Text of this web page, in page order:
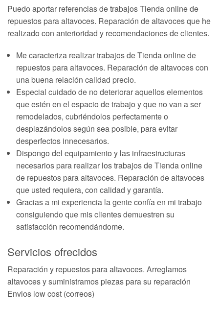
Puedo aportar referencias de trabajos Tienda online de
repuestos para altavoces. Reparación de altavoces que he
realizado con anterioridad y recomendaciones de clientes.
Me caracteriza realizar trabajos de Tienda online de
repuestos para altavoces. Reparación de altavoces con
una buena relación calidad precio.
Especial cuidado de no deteriorar aquellos elementos
que estén en el espacio de trabajo y que no van a ser
remodelados, cubriéndolos perfectamente o
desplazándolos según sea posible, para evitar
desperfectos innecesarios.
Dispongo del equipamiento y las infraestructuras
necesarios para realizar los trabajos de Tienda online
de repuestos para altavoces. Reparación de altavoces
que usted requiera, con calidad y garantía.
Gracias a mi experiencia la gente confía en mi trabajo
consiguiendo que mis clientes demuestren su
satisfacción recomendándome.
Servicios ofrecidos
Reparación y repuestos para altavoces. Arreglamos
altavoces y suministramos piezas para su reparación
Envios low cost (correos)